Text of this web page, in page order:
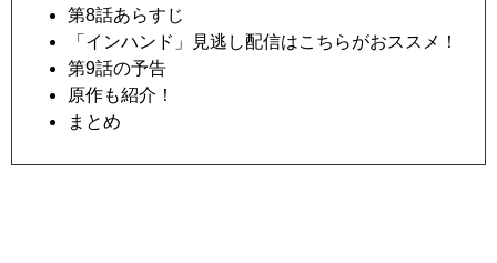
第8話あらすじ
「インハンド」見逃し配信はこちらがおススメ！
第9話の予告
原作も紹介！
まとめ